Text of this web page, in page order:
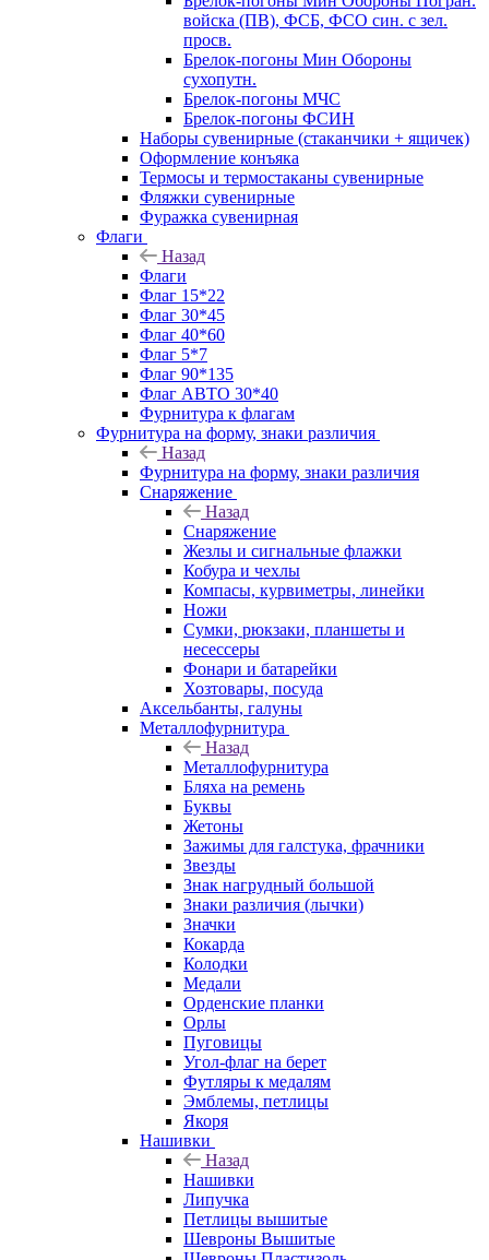
войска (ПВ), ФСБ, ФСО син. с зел.
просв.
Брелок-погоны Мин Обороны
сухопутн.
Брелок-погоны МЧС
Брелок-погоны ФСИН
Наборы сувенирные (стаканчики + ящичек)
Оформление конъяка
Термосы и термостаканы сувенирные
Фляжки сувенирные
Фуражка сувенирная
Флаги
Назад
Флаги
Флаг 15*22
Флаг 30*45
Флаг 40*60
Флаг 5*7
Флаг 90*135
Флаг АВТО 30*40
Фурнитура к флагам
Фурнитура на форму, знаки различия
Назад
Фурнитура на форму, знаки различия
Снаряжение
Назад
Снаряжение
Жезлы и сигнальные флажки
Кобура и чехлы
Компасы, курвиметры, линейки
Ножи
Сумки, рюкзаки, планшеты и
несессеры
Фонари и батарейки
Хозтовары, посуда
Аксельбанты, галуны
Металлофурнитура
Назад
Металлофурнитура
Бляха на ремень
Буквы
Жетоны
Зажимы для галстука, фрачники
Звезды
Знак нагрудный большой
Знаки различия (лычки)
Значки
Кокарда
Колодки
Медали
Орденские планки
Орлы
Пуговицы
Угол-флаг на берет
Футляры к медалям
Эмблемы, петлицы
Якоря
Нашивки
Назад
Нашивки
Липучка
Петлицы вышитые
Шевроны Вышитые